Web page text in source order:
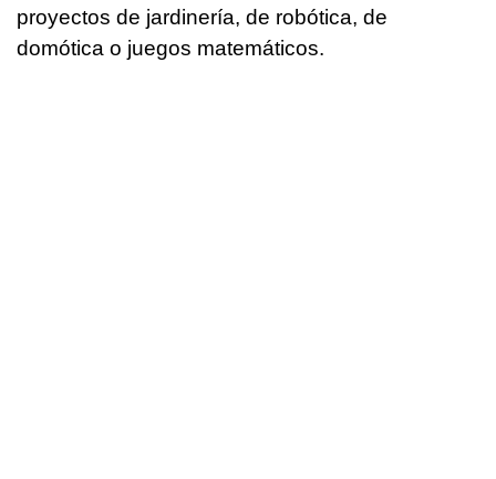
proyectos de jardinería, de robótica, de
domótica o juegos matemáticos.